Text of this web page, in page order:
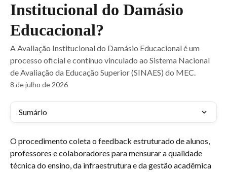
Institucional do Damásio
Educacional?
A Avaliação Institucional do Damásio Educacional é um
processo oficial e contínuo vinculado ao Sistema Nacional
de Avaliação da Educação Superior (SINAES) do MEC.
8 de julho de 2026
Sumário
O procedimento coleta o feedback estruturado de alunos,
professores e colaboradores para mensurar a qualidade
técnica do ensino, da infraestrutura e da gestão acadêmica